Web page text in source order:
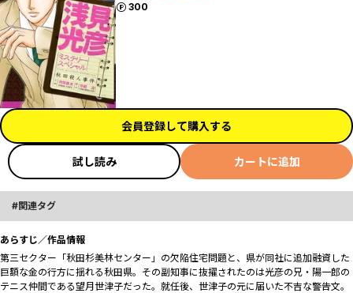
300
ポイント
会員登録して購入する
試し読み カートに追加
関連タグ
あらすじ／作品情報
第三セクター「秋田杉美林センター」の欠陥住宅問題と、県が同社に追加融資した
巨額な金の行方に揺れる秋田県。その副知事に抜擢されたのは光彦の兄・陽一郎の
テニス仲間である望月世津子だった。就任後、世津子の元に届いた不吉な警告文。